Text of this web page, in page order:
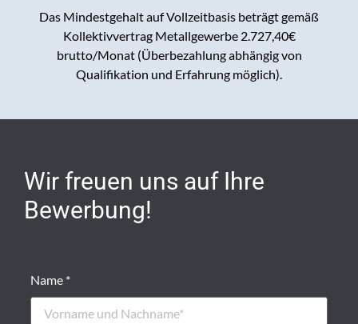
Das Mindestgehalt auf Vollzeitbasis beträgt gemäß
Kollektivvertrag Metallgewerbe 2.727,40€
brutto/Monat (Überbezahlung abhängig von
Qualifikation und Erfahrung möglich).
Wir freuen uns auf Ihre
Bewerbung!
Name *